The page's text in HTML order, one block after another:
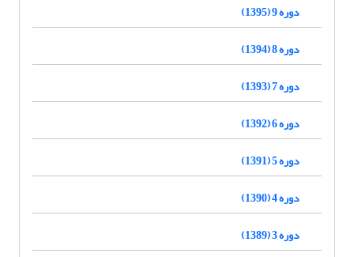
دوره 9 (1395)
دوره 8 (1394)
دوره 7 (1393)
دوره 6 (1392)
دوره 5 (1391)
دوره 4 (1390)
دوره 3 (1389)